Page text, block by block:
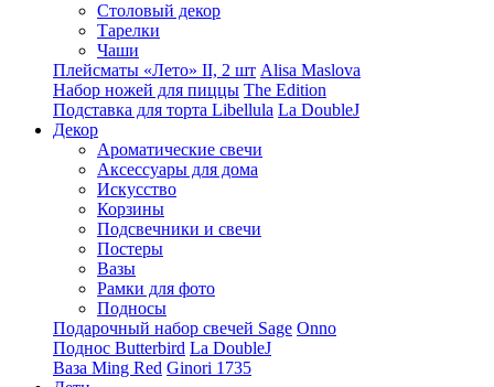
Столовый декор
Тарелки
Чаши
Плейсматы «Лето» II, 2 шт Alisa Maslova
Набор ножей для пиццы The Edition
Подставка для торта Libellula La DoubleJ
Декор
Ароматические свечи
Аксессуары для дома
Искусство
Корзины
Подсвечники и свечи
Постеры
Вазы
Рамки для фото
Подносы
Подарочный набор свечей Sage Onno
Поднос Butterbird La DoubleJ
Ваза Ming Red Ginori 1735